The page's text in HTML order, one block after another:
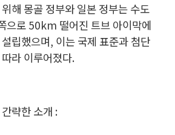
해 몽골 정부와 일본 정부는 수도
으로 50km 떨어진 트브 아이막에
설립했으며, 이는 국제 표준과 첨단
라 이루어졌다.
략한 소개 :